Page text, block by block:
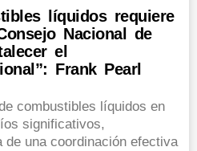
líquidos requiere
Nacional de
el
Frank Pearl
combustibles líquidos en
significativos,
de una coordinación efectiva